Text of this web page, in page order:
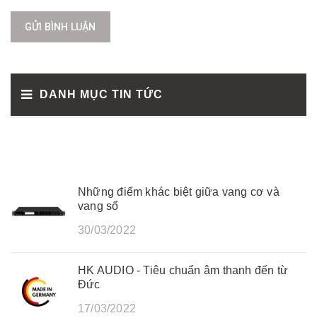
DANH MỤC TIN TỨC
Những điểm khác biệt giữa vang cơ và
vang số
30/03/2022
HK AUDIO - Tiêu chuẩn âm thanh đến từ
Đức
17/03/2022
GỬI BÌNH LUẬN